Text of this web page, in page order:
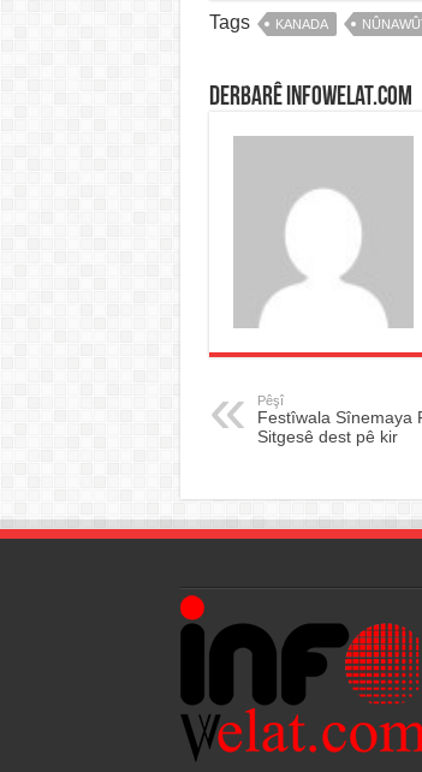
Tags KANADA
Derbarê infowelat.com
Pêşî
Festîwala Sînemaya
Sitgesê dest pê kir